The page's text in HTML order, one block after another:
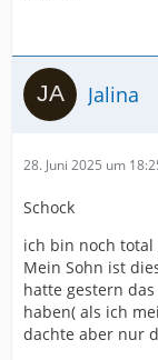
Jalina
28. Juni 2025 um
Schock
ich bin noch
Mein Sohn ist
hatte gestern
haben( als ich
dachte aber nur